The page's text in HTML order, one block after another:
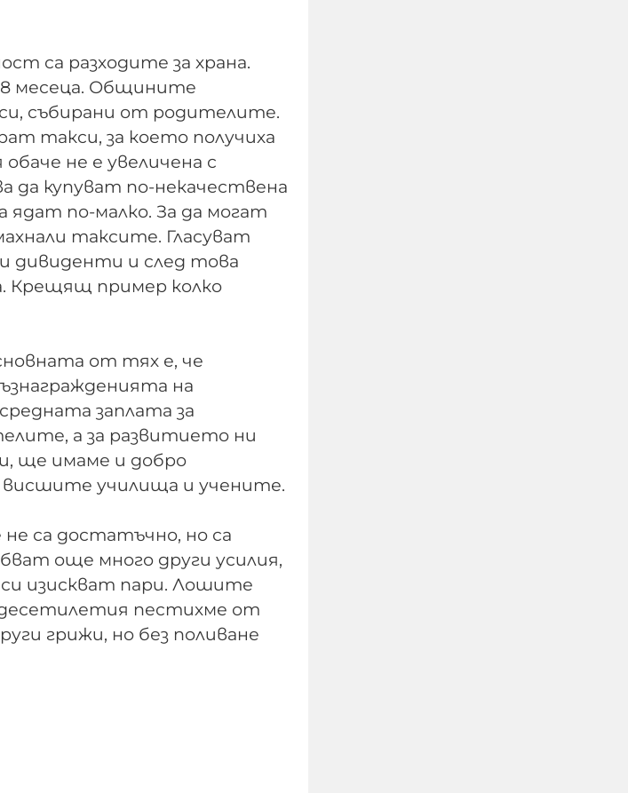
са разходите за храна.
месеца. Общините
събирани от родителите.
такси, за което получиха
не е увеличена с
да купуват по-некачествена
по-малко. За да могат
таксите. Гласуват
дивиденти и след това
Крещящ пример колко
от тях е, че
на
заплата за
а за развитието ни
ще имаме и добро
висшите училища и учените.
не са достатъчно, но са
още много други усилия,
изискват пари. Лошите
пестихме от
грижи, но без поливане